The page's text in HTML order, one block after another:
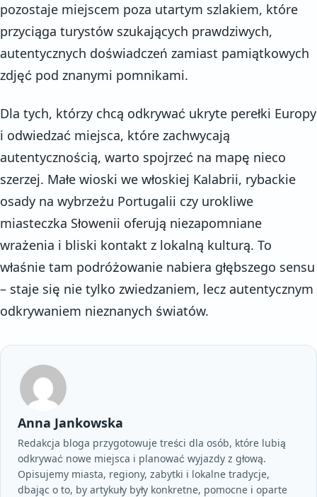
pozostaje miejscem poza utartym szlakiem, które
przyciąga turystów szukających prawdziwych,
autentycznych doświadczeń zamiast pamiątkowych
zdjęć pod znanymi pomnikami.
Dla tych, którzy chcą odkrywać ukryte perełki Europy
i odwiedzać miejsca, które zachwycają
autentycznością, warto spojrzeć na mapę nieco
szerzej. Małe wioski we włoskiej Kalabrii, rybackie
osady na wybrzeżu Portugalii czy urokliwe
miasteczka Słowenii oferują niezapomniane
wrażenia i bliski kontakt z lokalną kulturą. To
właśnie tam podróżowanie nabiera głębszego sensu
– staje się nie tylko zwiedzaniem, lecz autentycznym
odkrywaniem nieznanych światów.
Anna Jankowska
Redakcja bloga przygotowuje treści dla osób, które lubią
odkrywać nowe miejsca i planować wyjazdy z głową.
Opisujemy miasta, regiony, zabytki i lokalne tradycje,
dbając o to, by artykuły były konkretne, pomocne i oparte